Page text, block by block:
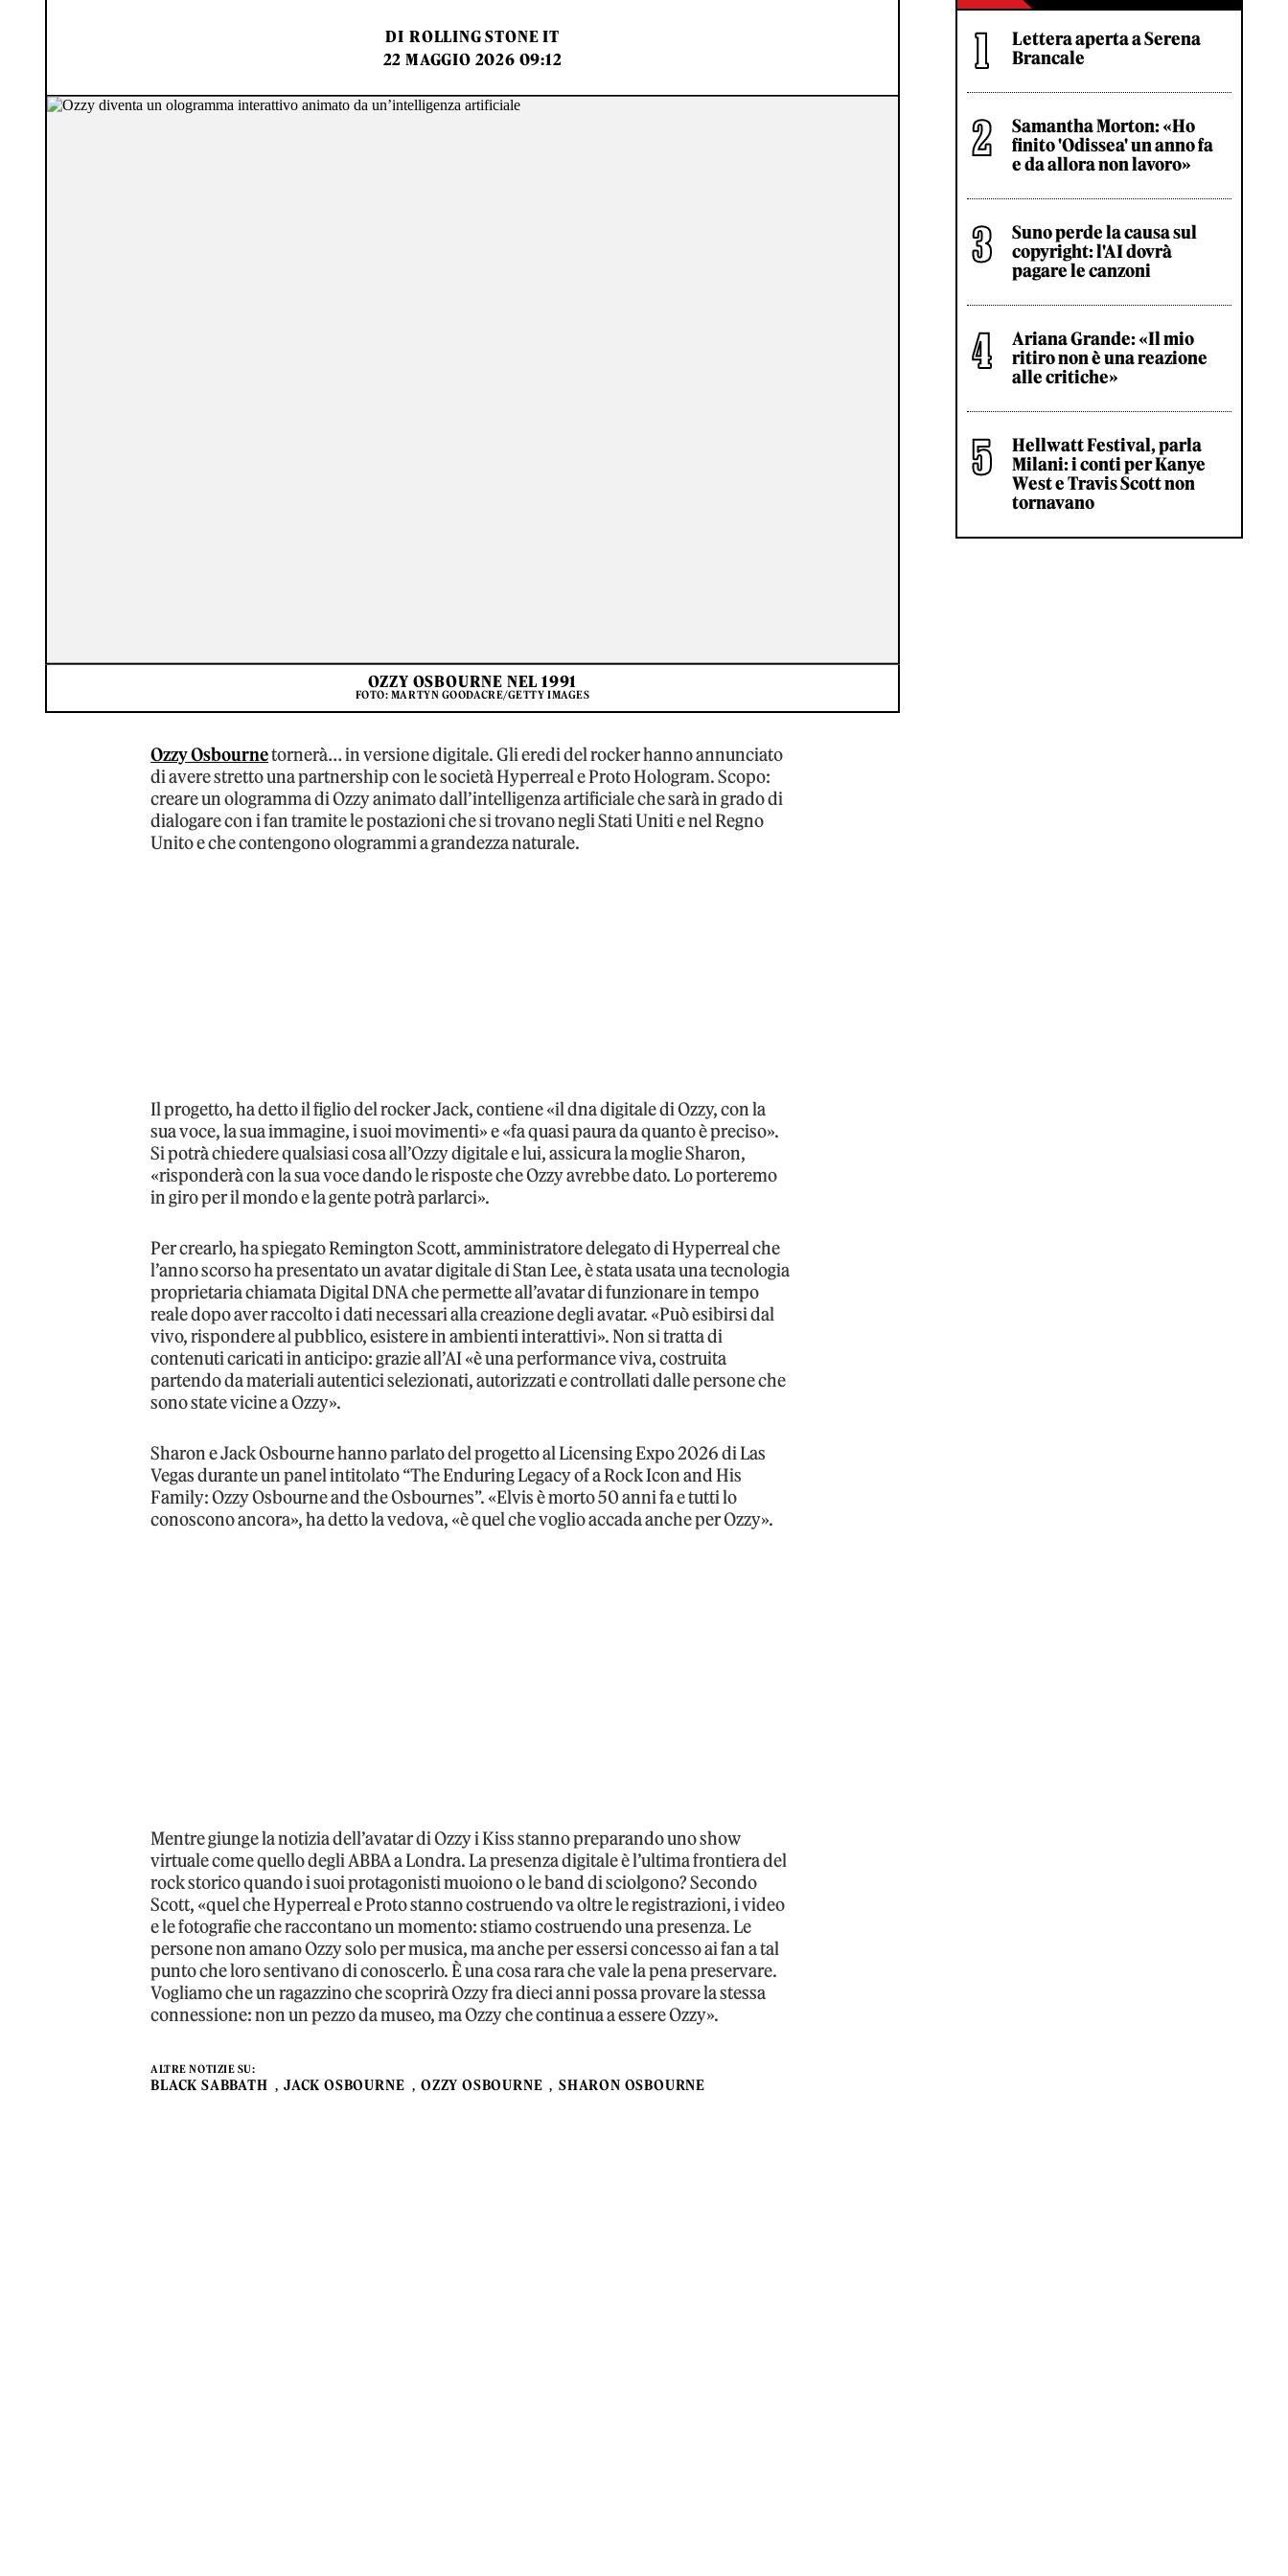
DI ROLLING STONE IT
22 MAGGIO 2026 09:12
OZZY OSBOURNE NEL 1991
FOTO: MARTYN GOODACRE/GETTY IMAGES
Ozzy Osbournetornerà… in versione digitale. Gli eredi del rocker hanno annunciato
di avere stretto una partnership con le società Hyperreal e Proto Hologram. Scopo:
creare un ologramma di Ozzy animato dall’intelligenza artificiale che sarà in grado di
dialogare con i fan tramite le postazioni che si trovano negli Stati Uniti e nel Regno
Unito e che contengono ologrammi a grandezza naturale.
Il progetto, ha detto il figlio del rocker Jack, contiene «il dna digitale di Ozzy, con la
sua voce, la sua immagine, i suoi movimenti» e «fa quasi paura da quanto è preciso».
Si potrà chiedere qualsiasi cosa all’Ozzy digitale e lui, assicura la moglie Sharon,
«risponderà con la sua voce dando le risposte che Ozzy avrebbe dato. Lo porteremo
in giro per il mondo e la gente potrà parlarci».
Per crearlo, ha spiegato Remington Scott, amministratore delegato di Hyperreal che
l’anno scorso ha presentato un avatar digitale di Stan Lee, è stata usata una tecnologia
proprietaria chiamata Digital DNA che permette all’avatar di funzionare in tempo
reale dopo aver raccolto i dati necessari alla creazione degli avatar. «Può esibirsi dal
vivo, rispondere al pubblico, esistere in ambienti interattivi». Non si tratta di
contenuti caricati in anticipo: grazie all’AI «è una performance viva, costruita
partendo da materiali autentici selezionati, autorizzati e controllati dalle persone che
sono state vicine a Ozzy».
Sharon e Jack Osbourne hanno parlato del progetto al Licensing Expo 2026 di Las
Vegas durante un panel intitolato “The Enduring Legacy of a Rock Icon and His
Family: Ozzy Osbourne and the Osbournes”. «Elvis è morto 50 anni fa e tutti lo
conoscono ancora», ha detto la vedova, «è quel che voglio accada anche per Ozzy».
Mentre giunge la notizia dell’avatar di Ozzy i Kiss stanno preparando uno show
virtuale come quello degli ABBA a Londra. La presenza digitale è l’ultima frontiera del
rock storico quando i suoi protagonisti muoiono o le band di sciolgono? Secondo
Scott, «quel che Hyperreal e Proto stanno costruendo va oltre le registrazioni, i video
e le fotografie che raccontano un momento: stiamo costruendo una presenza. Le
persone non amano Ozzy solo per musica, ma anche per essersi concesso ai fan a tal
punto che loro sentivano di conoscerlo. È una cosa rara che vale la pena preservare.
Vogliamo che un ragazzino che scoprirà Ozzy fra dieci anni possa provare la stessa
connessione: non un pezzo da museo, ma Ozzy che continua a essere Ozzy».
ALTRE NOTIZIE SU:
BLACK SABBATH JACK OSBOURNE OZZY OSBOURNE SHARON OSBOURNE
Lettera aperta a Serena
Brancale
Samantha Morton: «Ho
finito 'Odissea' un anno fa
e da allora non lavoro»
Suno perde la causa sul
copyright: l'AI dovrà
pagare le canzoni
Ariana Grande: «Il mio
ritiro non è una reazione
alle critiche»
Hellwatt Festival, parla
Milani: i conti per Kanye
West e Travis Scott non
tornavano